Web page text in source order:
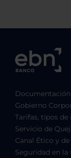
Gobierno
Tarifas, tipos
Servicio de
Canal Ético y de
Seguridad en la